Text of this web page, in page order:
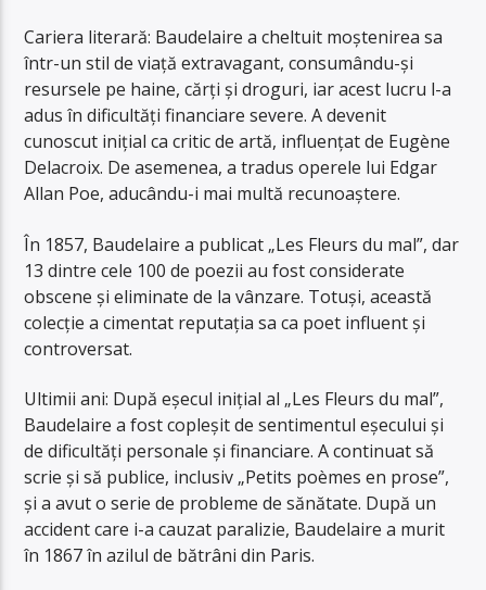
Cariera literară: Baudelaire a cheltuit moștenirea sa
într-un stil de viață extravagant, consumându-și
resursele pe haine, cărți și droguri, iar acest lucru l-a
adus în dificultăți financiare severe. A devenit
cunoscut inițial ca critic de artă, influențat de Eugène
Delacroix. De asemenea, a tradus operele lui Edgar
Allan Poe, aducându-i mai multă recunoaștere.
În 1857, Baudelaire a publicat „Les Fleurs du mal”, dar
13 dintre cele 100 de poezii au fost considerate
obscene și eliminate de la vânzare. Totuși, această
colecție a cimentat reputația sa ca poet influent și
controversat.
Ultimii ani: După eșecul inițial al „Les Fleurs du mal”,
Baudelaire a fost copleșit de sentimentul eșecului și
de dificultăți personale și financiare. A continuat să
scrie și să publice, inclusiv „Petits poèmes en prose”,
și a avut o serie de probleme de sănătate. După un
accident care i-a cauzat paralizie, Baudelaire a murit
în 1867 în azilul de bătrâni din Paris.